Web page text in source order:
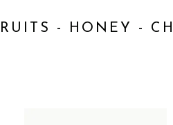
- HONEY -